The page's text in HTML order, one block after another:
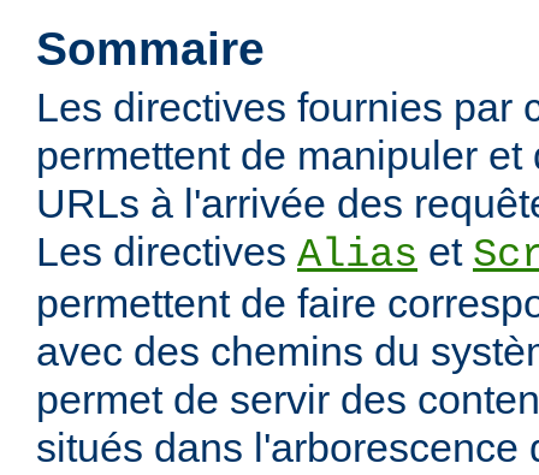
Sommaire
Les directives fournies par
permettent de manipuler et
URLs à l'arrivée des
Les directives Alias et
permettent de faire
avec des chemins du
permet de servir des
situés dans l'arborescence